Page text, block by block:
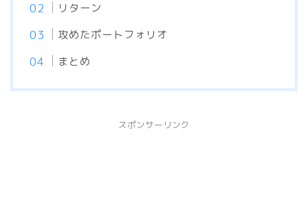
リターン
攻めたポートフォリオ
まとめ
スポンサーリンク